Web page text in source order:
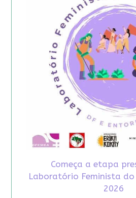
Começa a etapa
Laboratório Feminista
2026